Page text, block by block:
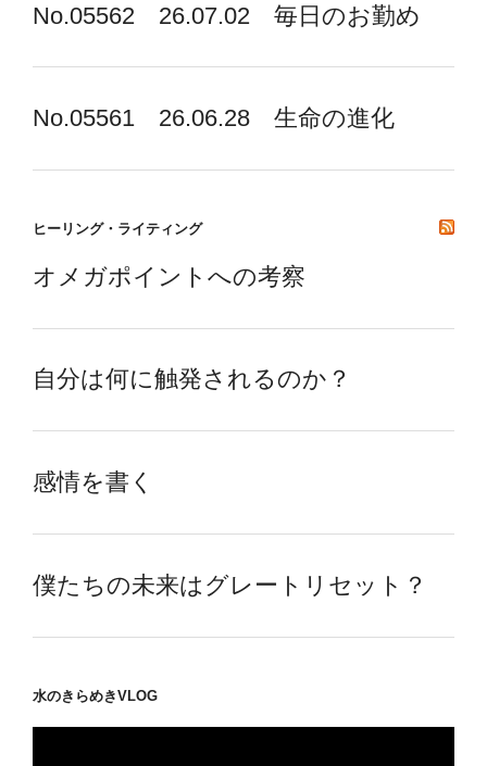
No.05562 26.07.02 毎日のお勤め
No.05561 26.06.28 生命の進化
ヒーリング・ライティング
オメガポイントへの考察
自分は何に触発されるのか？
感情を書く
僕たちの未来はグレートリセット？
水のきらめきVLOG